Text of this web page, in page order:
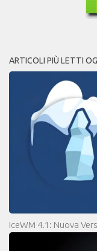
ARTICOLI PIÙ LETTI
IceWM 4.1: Nuova